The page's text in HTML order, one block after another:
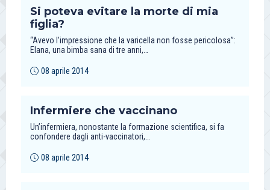
Si poteva evitare la morte di mia
figlia?
“Avevo l’impressione che la varicella non fosse pericolosa”:
Elana, una bimba sana di tre anni,…
08 aprile 2014
Infermiere che vaccinano
Un’infermiera, nonostante la formazione scientifica, si fa
confondere dagli anti-vaccinatori,…
08 aprile 2014